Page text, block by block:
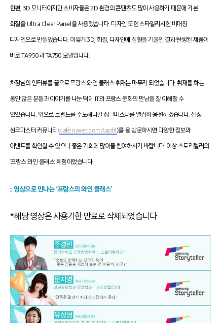
한편, 3D 모니터이지만 소비자들은 2D 환경의 콘텐츠도 많이 사용하기 때문에 기본
화질을 Ultra Clear Panel을 사용했습니다. 디자인 또한 스타일리시한 비대칭
디자인으로 만들었습니다. 이렇게 3D, 화질, 디자인에 심혈을 기울인 결과 탄생된 제품이
바로 TA950과 TA750 모델입니다.
차장님의 인터뷰를 끝으로 프랑스 와인 클래스 취재는 마무리 되었습니다. 취재를 하는
동안 많은 분들과 이야기를 나눈 덕에 IT와 프랑스 문화의 만남을 잘 이해할 수
있었습니다. 앞으로 트렌드를 주도해나갈 싱크마스터를 열심히 응원하겠습니다. 삼성
싱크마스터 커뮤니티 (cafe.naver.com/lapfit)를 을 방문하시면 다양한 정보와
이벤트를 확인할 수 있으니 좋은 기회에 많이들 참여하시기 바랍니다. 이상 스토리텔러의
‘프랑스 와인 클래스’ 체험이었습니다.
:: 영상으로 만나는 ‘프랑스의 와인 클래스’
*해당 영상은 사용기한 만료로 삭제되었습니다